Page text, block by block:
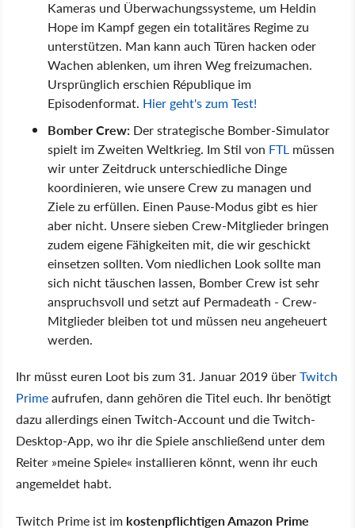
Kameras und Überwachungssysteme, um Heldin
Hope im Kampf gegen ein totalitäres Regime zu
unterstützen. Man kann auch Türen hacken oder
Wachen ablenken, um ihren Weg freizumachen.
Ursprünglich erschien République im
Episodenformat. Hier geht's zum Test!
Bomber Crew: Der strategische Bomber-Simulator
spielt im Zweiten Weltkrieg. Im Stil von FTL müssen
wir unter Zeitdruck unterschiedliche Dinge
koordinieren, wie unsere Crew zu managen und
Ziele zu erfüllen. Einen Pause-Modus gibt es hier
aber nicht. Unsere sieben Crew-Mitglieder bringen
zudem eigene Fähigkeiten mit, die wir geschickt
einsetzen sollten. Vom niedlichen Look sollte man
sich nicht täuschen lassen, Bomber Crew ist sehr
anspruchsvoll und setzt auf Permadeath - Crew-
Mitglieder bleiben tot und müssen neu angeheuert
werden.
Ihr müsst euren Loot bis zum 31. Januar 2019 überTwitch
Primeaufrufen, dann gehören die Titel euch. Ihr benötigt
dazu allerdings einen Twitch-Account und die Twitch-
Desktop-App, wo ihr die Spiele anschließend unter dem
Reiter »meine Spiele« installieren könnt, wenn ihr euch
angemeldet habt.
Twitch Prime ist im kostenpflichtigen Amazon Prime